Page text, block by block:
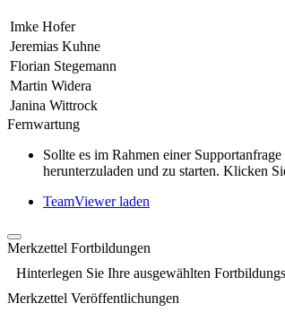
Imke Hofer
Jeremias Kuhne
Florian Stegemann
Martin Widera
Janina Wittrock
Fernwartung
Sollte es im Rahmen einer
herunterzuladen und zu starten. Klicken
TeamViewer laden
Merkzettel Fortbildungen
Hinterlegen Sie Ihre ausgewählten
Merkzettel Veröffentlichungen